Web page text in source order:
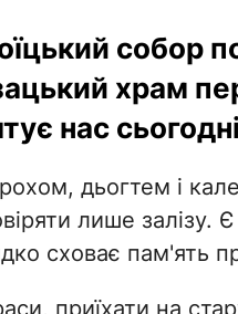
собор
храм
нас
дьогтем і
лише залізу.
сховає пам'ять